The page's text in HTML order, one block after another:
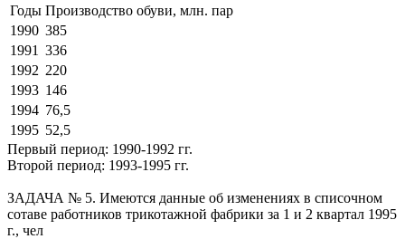
Годы Производство обуви, млн. пар
1990 385
1991 336
1992 220
1993 146
1994 76,5
1995 52,5
Первый период: 1990-1992 гг.
Второй период: 1993-1995 гг.
ЗАДАЧА № 5. Имеются данные об изменениях в списочном
сотаве работников трикотажной фабрики за 1 и 2 квартал 1995
г., чел